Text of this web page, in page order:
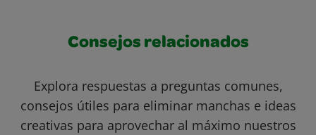
Consejos relacionados
Explora respuestas a preguntas comunes,
consejos útiles para eliminar manchas e ideas
creativas para aprovechar al máximo nuestros